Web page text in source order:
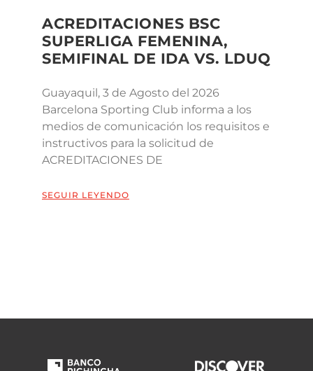
ACREDITACIONES BSC
SUPERLIGA FEMENINA,
SEMIFINAL DE IDA VS. LDUQ
Guayaquil, 3 de Agosto del 2026
Barcelona Sporting Club informa a los
medios de comunicación los requisitos e
instructivos para la solicitud de
ACREDITACIONES DE
SEGUIR LEYENDO